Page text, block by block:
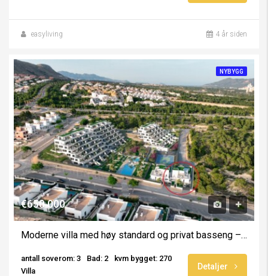
easyliving 4 år siden
NYBYGG
€650.000
Moderne villa med høy standard og privat basseng – underetasje og takterrasse – aug 2025
antall soverom: 3 Bad: 2
kvm bygget: 270
Villa
Detaljer